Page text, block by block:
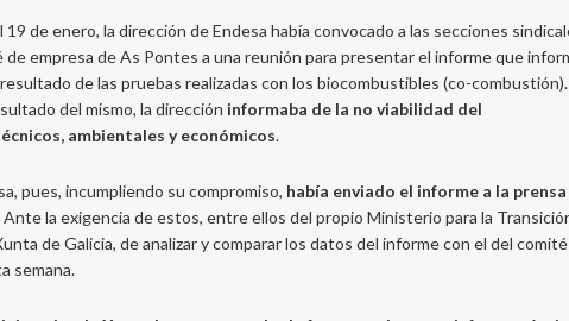
19 de enero, la dirección de Endesa había convocado a las secciones
de empresa de As Pontes a una reunión para presentar el informe que
de las pruebas realizadas con los biocombustibles (co-combustión).
del mismo, la dirección informaba de la no viabilidad del
ambientales y económicos.
pues, incumpliendo su compromiso, había enviado el informe a la prensa
Ante la exigencia de estos, entre ellos del propio Ministerio para la
de Galicia, de analizar y comparar los datos del informe con el del comité
semana.